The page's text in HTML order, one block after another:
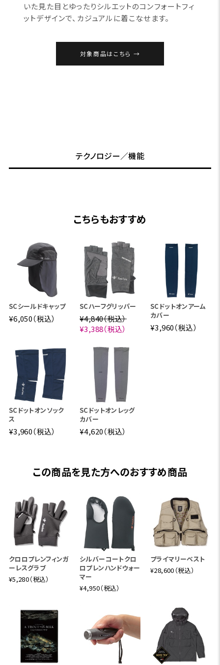
いた見た目とゆったりシルエットのコンフォートフィ
ットデザインで、カジュアルに着こなせます。
対象商品はこちら
テクノロジー／機能
こちらもおすすめ
SCシールドキャップ
¥6,050（税込）
SCハーフグリッパー
¥4,840（税込）
¥3,388（税込）
SCドットオンアーム
カバー
¥3,960（税込）
SCドットオンソック
ス
¥3,960（税込）
SCドットオンレッグ
カバー
¥4,620（税込）
この商品を見た方へのおすすめ商品
クロロプレンフィンガ
ーレスグラブ
¥5,280（税込）
シルバーコートクロ
ロプレンハンドウォー
マー
¥4,950（税込）
プライマリーベスト
¥28,600（税込）